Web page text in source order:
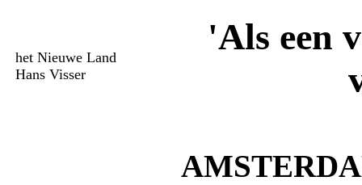
het Nieuwe Land
Hans Visser
'Als een